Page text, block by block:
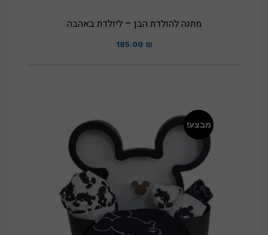
מתנה להולדת הבן – ליולדת באהבה
185.00 ₪
מבצע!